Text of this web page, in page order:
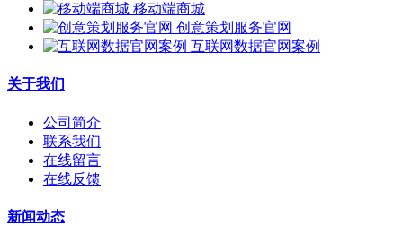
移动端商城
创意策划服务官网
互联网数据官网案例
关于我们
公司简介
联系我们
在线留言
在线反馈
新闻动态